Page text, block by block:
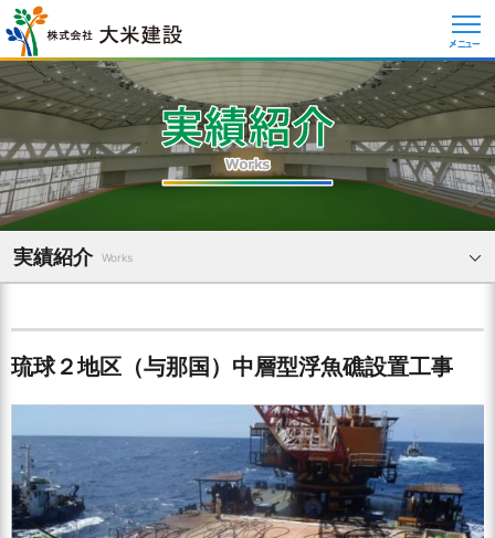
メニュー
実績紹介 Works
琉球２地区（与那国）中層型浮魚礁設置工事